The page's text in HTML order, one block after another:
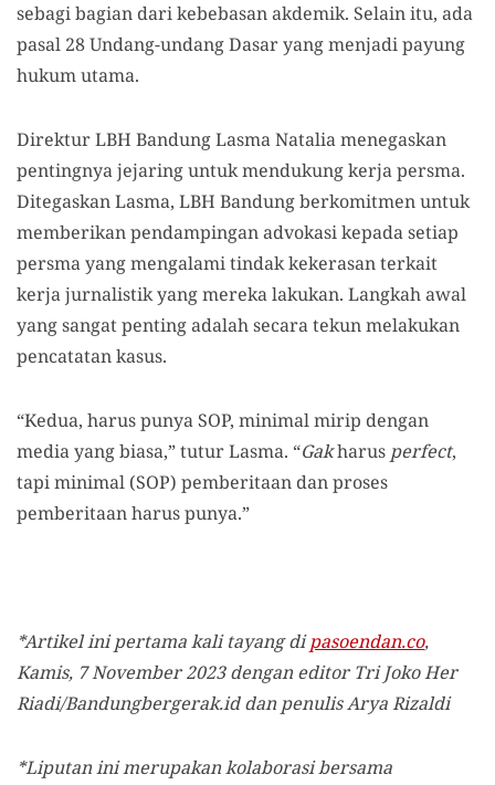
sebagi bagian dari kebebasan akdemik. Selain itu, ada
pasal 28 Undang-undang Dasar yang menjadi payung
hukum utama.
Direktur LBH Bandung Lasma Natalia menegaskan
pentingnya jejaring untuk mendukung kerja persma.
Ditegaskan Lasma, LBH Bandung berkomitmen untuk
memberikan pendampingan advokasi kepada setiap
persma yang mengalami tindak kekerasan terkait
kerja jurnalistik yang mereka lakukan. Langkah awal
yang sangat penting adalah secara tekun melakukan
pencatatan kasus.
“Kedua, harus punya SOP, minimal mirip dengan
media yang biasa,” tutur Lasma. “Gakharus perfect,
tapi minimal (SOP) pemberitaan dan proses
pemberitaan harus punya.”
*Artikel ini pertama kali tayang dipasoendan.co,
Kamis, 7 November 2023 dengan editor Tri Joko Her
Riadi/Bandungbergerak.id dan penulis Arya Rizaldi
*Liputan ini merupakan kolaborasi bersama